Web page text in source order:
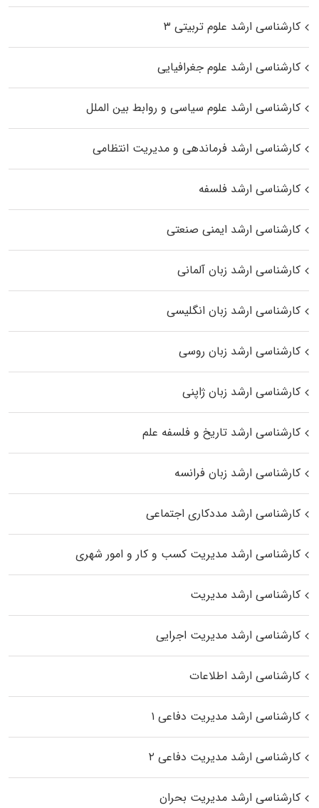
کارشناسی ارشد علوم تربیتی ۳
کارشناسی ارشد علوم جغرافیایی
کارشناسی ارشد علوم سیاسی و روابط بین الملل
کارشناسی ارشد فرماندهی و مدیریت انتظامی
کارشناسی ارشد فلسفه
کارشناسی ارشد ایمنی صنعتی
کارشناسی ارشد زبان آلمانی
کارشناسی ارشد زبان انگلیسی
کارشناسی ارشد زبان روسی
کارشناسی ارشد زبان ژاپنی
کارشناسی ارشد تاریخ و فلسفه علم
کارشناسی ارشد زبان فرانسه
کارشناسی ارشد مددکاری اجتماعی
کارشناسی ارشد مدیریت کسب و کار و امور شهری
کارشناسی ارشد مدیریت
کارشناسی ارشد مدیریت اجرایی
کارشناسی ارشد اطلاعات
کارشناسی ارشد مدیریت دفاعی ۱
کارشناسی ارشد مدیریت دفاعی ۲
کارشناسی ارشد مدیریت بحران